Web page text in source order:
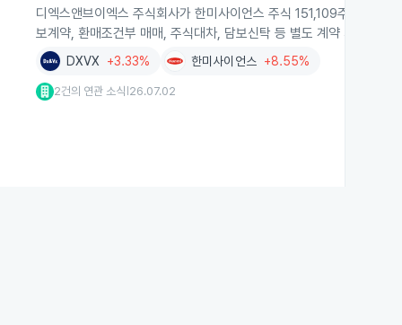
디엑스앤브이엑스 주식회사가 한미사이언스 주식 151,109주를 장
보계약, 환매조건부 매매, 주식대차, 담보신탁 등 별도 계약 체결 사실
DXVX +3.33% 한미사이언스 +8.55%
2건의 연관 소식 26.07.02